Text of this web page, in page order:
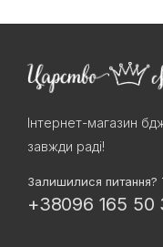
Інтернет-магазин
завжди раді!
Залишилися питання?
+38096 165 50